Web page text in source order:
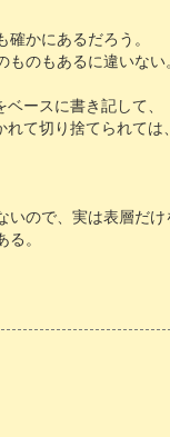
かにあるだろう。
のもあるに違いない
ースに書き記して、
て切り捨てられては、
ので、実は表層だけ
。